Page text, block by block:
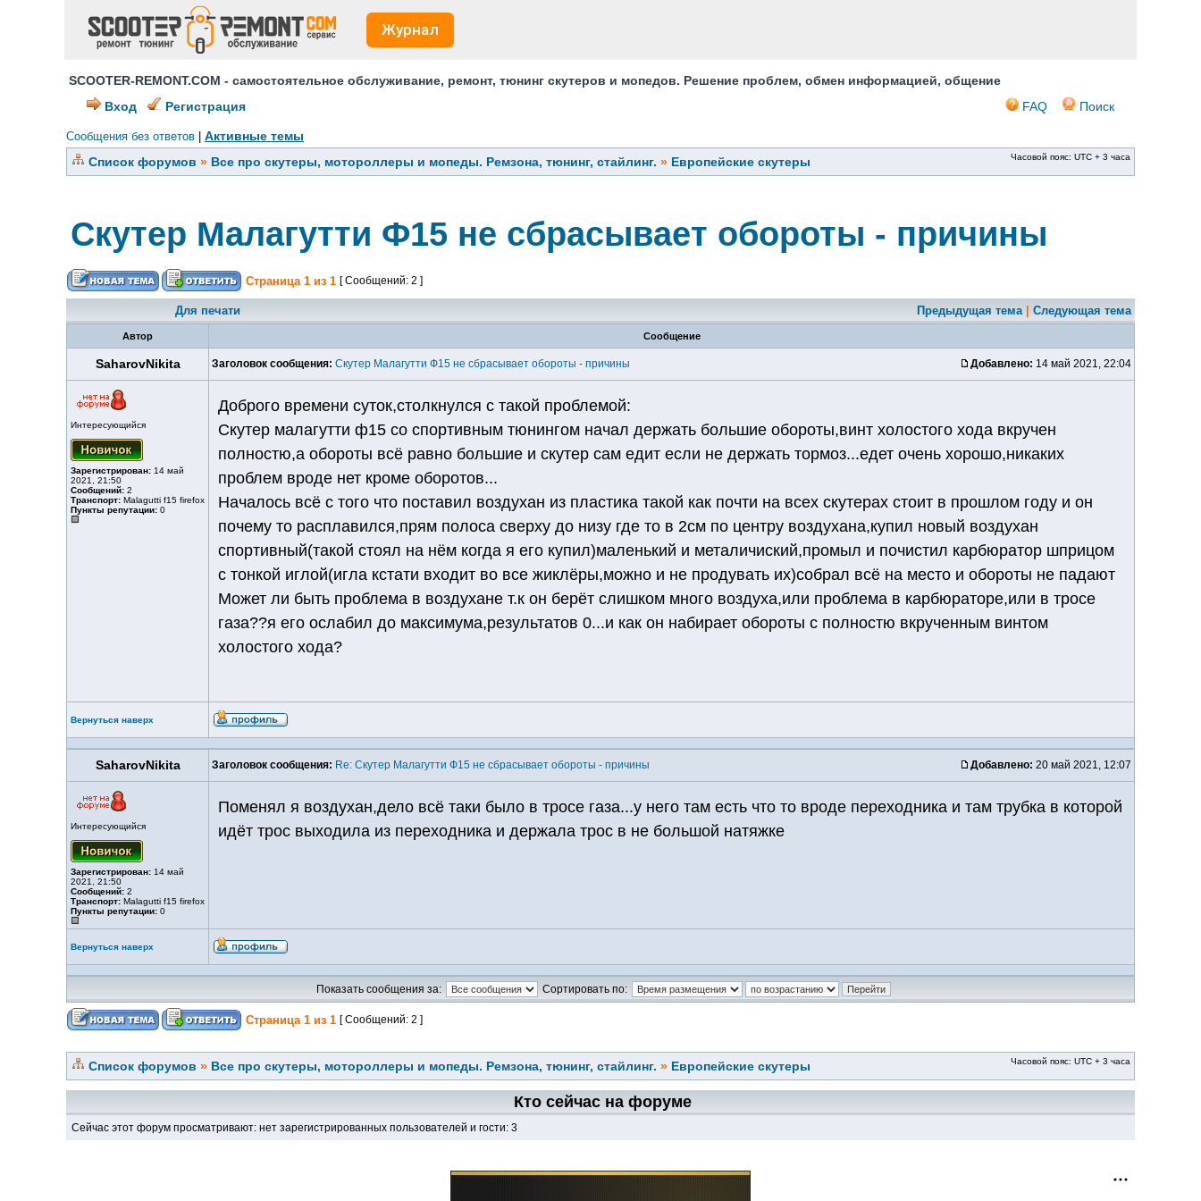
Журнал
SCOOTER-REMONT.COM - самостоятельное обслуживание, ремонт, тюнинг скутеров и мопедов. Решение проблем, обмен информацией, общение
Вход
Регистрация FAQ Поиск
Сообщения без ответов
Активные темы
Список форумов » Все про скутеры, мотороллеры и мопеды. Ремзона, тюнинг, стайлинг. » Европейские скутеры Часовой пояс: UTC + 3 часа
Скутер Малагутти Ф15 не сбрасывает обороты - причины
Страница 1 из 1 [ Сообщений: 2 ]
Для печати Предыдущая тема| Следующая тема
Автор Сообщение
SaharovNikita Заголовок сообщения: Скутер Малагутти Ф15 не сбрасывает обороты - причины Добавлено: 14 май 2021, 22:04
Интересующийся
Зарегистрирован: 14 май
2021, 21:50
Сообщений: 2
Транспорт: Malagutti f15 firefox
Пункты репутации: 0
Доброго времени суток,столкнулся с такой проблемой:
Скутер малагутти ф15 со спортивным тюнингом начал держать большие обороты,винт холостого хода вкручен
полностю,а обороты всё равно большие и скутер сам едит если не держать тормоз...едет очень хорошо,никаких
проблем вроде нет кроме оборотов...
Началось всё с того что поставил воздухан из пластика такой как почти на всех скутерах стоит в прошлом году и он
почему то расплавился,прям полоса сверху до низу где то в 2см по центру воздухана,купил новый воздухан
спортивный(такой стоял на нём когда я его купил)маленький и металичиский,промыл и почистил карбюратор шприцом
с тонкой иглой(игла кстати входит во все жиклёры,можно и не продувать их)собрал всё на место и обороты не падают
Может ли быть проблема в воздухане т.к он берёт слишком много воздуха,или проблема в карбюраторе,или в тросе
газа??я его ослабил до максимума,результатов 0...и как он набирает обороты с полностю вкрученным винтом
холостого хода?
Вернуться наверх
SaharovNikita Заголовок сообщения: Re: Скутер Малагутти Ф15 не сбрасывает обороты - причины Добавлено: 20 май 2021, 12:07
Интересующийся
Зарегистрирован: 14 май
2021, 21:50
Сообщений: 2
Транспорт: Malagutti f15 firefox
Пункты репутации: 0
Поменял я воздухан,дело всё таки было в тросе газа...у него там есть что то вроде переходника и там трубка в которой
идёт трос выходила из переходника и держала трос в не большой натяжке
Вернуться наверх
Показать сообщения за: Сортировать по:
Страница 1 из 1 [ Сообщений: 2 ]
Список форумов » Все про скутеры, мотороллеры и мопеды. Ремзона, тюнинг, стайлинг. » Европейские скутеры Часовой пояс: UTC + 3 часа
Кто сейчас на форуме
Сейчас этот форум просматривают: нет зарегистрированных пользователей и гости: 3